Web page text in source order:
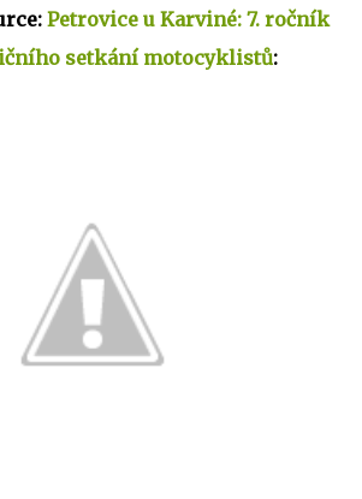
Petrovice u Karviné: 7. ročník
setkání motocyklistů: